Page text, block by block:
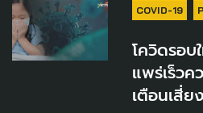
COVID-19
โควิดรอ
แพร่เร็ว
เตือนเสี่